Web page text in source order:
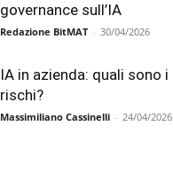
governance sull’IA
Redazione BitMAT - 30/04/2026
IA in azienda: quali sono i
rischi?
Massimiliano Cassinelli - 24/04/2026